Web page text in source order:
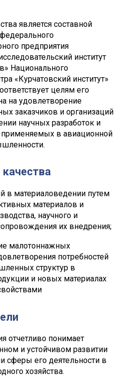
является составной
предприятия
институт
Национального
«Курчатовский институт»
целям его
на удовлетворение
заказчиков и организаций
научных разработок и
применяемых в авиационной
в материаловедении путем
материалов и
научного и
их внедрения;
малотоннажных
потребностей
структур в
и новых материалах
отчетливо понимает
и устойчивом развитии
сферы его деятельности в
хозяйства.